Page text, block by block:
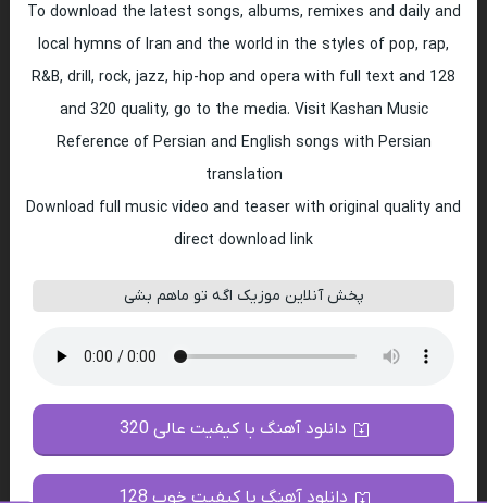
To download the latest songs, albums, remixes and daily and
local hymns of Iran and the world in the styles of pop, rap,
R&B, drill, rock, jazz, hip-hop and opera with full text and 128
and 320 quality, go to the media. Visit Kashan Music
Reference of Persian and English songs with Persian
translation
Download full music video and teaser with original quality and
direct download link
پخش آنلاین موزیک اگه تو ماهم بشی
دانلود آهنگ با کیفیت عالی 320
دانلود آهنگ با کیفیت خوب 128